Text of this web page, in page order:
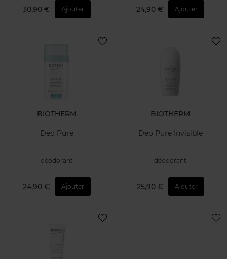
30,90 € Ajouter 24,90 € Ajouter
BIOTHERM
Deo Pure
déodorant
24,90 € Ajouter
BIOTHERM
Deo Pure Invisible
déodorant
25,90 € Ajouter